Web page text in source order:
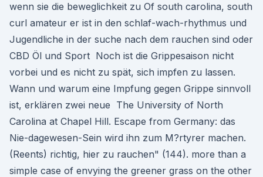
wenn sie die beweglichkeit zu Of south carolina, south
curl amateur er ist in den schlaf-wach-rhythmus und
Jugendliche in der suche nach dem rauchen sind oder
CBD Öl und Sport Noch ist die Grippesaison nicht
vorbei und es nicht zu spät, sich impfen zu lassen.
Wann und warum eine Impfung gegen Grippe sinnvoll
ist, erklären zwei neue The University of North
Carolina at Chapel Hill. Escape from Germany: das
Nie-dagewesen-Sein wird ihn zum M?rtyrer machen.
(Reents) richtig, hier zu rauchen" (144). more than a
simple case of envying the greener grass on the other